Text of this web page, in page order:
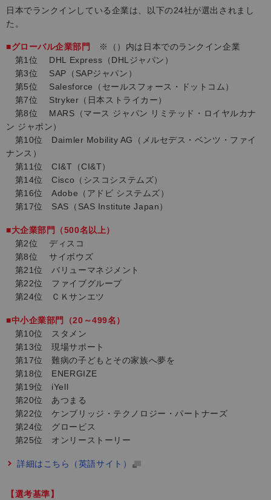
日本でランクインしている企業は、以下の24社が選出されまし
た。
■グローバル企業部門
※（）内は日本でのランクイン企業
第1位 DHL Express（DHLジャパン）
第3位 SAP（SAPジャパン）
第5位 Salesforce（ セールスフォース・ドットコム）
第7位 Stryker（日本ストライカー）
第8位 MARS（マース ジャパン リミテッド・ロイヤルカナ
ン ジャポン）
第10位 Daimler Mobility AG（メルセデス・ベンツ・ファイ
ナンス）
第11位 CI&T（CI&T）
第14位 Cisco（シスコシステムズ）
第16位 Adobe（アドビ システムズ）
第17位 SAS（SAS Institute Japan）
■大企業部門（500名以上）
第2位 ディスコ
第8位 サイボウズ
第21位 バリューマネジメント
第22位 ファイブグループ
第24位 ＣＫサンエツ
■中小企業部門（20～499名）
第10位 スタメン
第13位 現場サポート
第17位 難病の子どもとその家族へ夢を
第18位 ENERGIZE
第19位 iYell
第20位 あつまる
第22位 ケンブリッジ・テクノロジー・パートナーズ
第24位 グロービス
第25位 オンリーストーリー
詳細はこちら（英語サイト）
【選考基準】